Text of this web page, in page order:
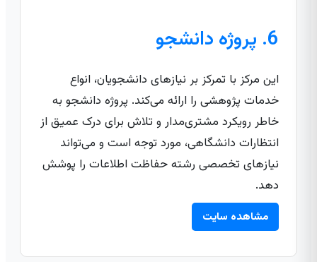
6. پروژه دانشجو
این مرکز با تمرکز بر نیازهای دانشجویان، انواع
خدمات پژوهشی را ارائه می‌کند. پروژه دانشجو به
خاطر رویکرد مشتری‌مدار و تلاش برای درک عمیق از
انتظارات دانشگاهی، مورد توجه است و می‌تواند
نیازهای تخصصی رشته حفاظت اطلاعات را پوشش
دهد.
مشاهده سایت